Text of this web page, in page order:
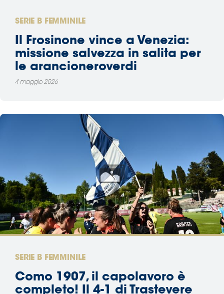
SERIE B FEMMINILE
Il Frosinone vince a Venezia:
missione salvezza in salita per
le arancioneroverdi
4 maggio 2026
SERIE B FEMMINILE
Como 1907, il capolavoro è
completo! Il 4-1 di Trastevere